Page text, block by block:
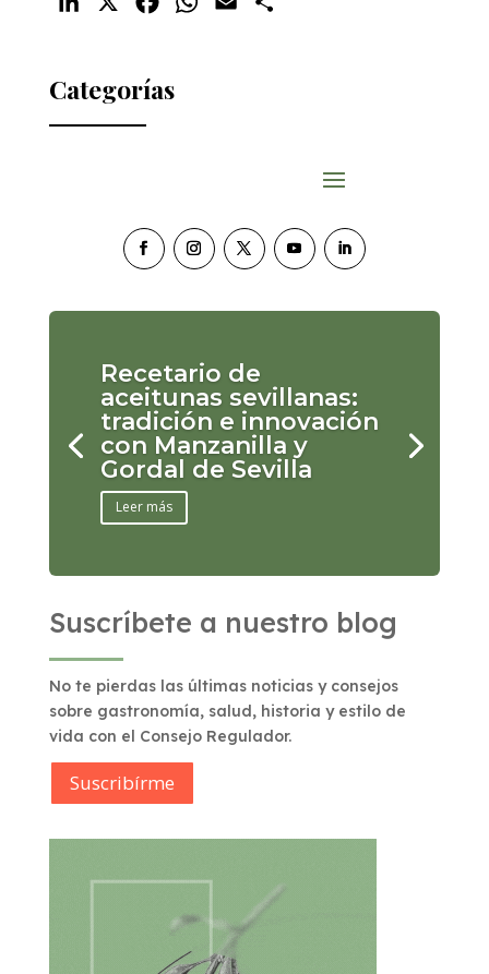
Categorías
Recetario de
aceitunas sevillanas:
tradición e innovación
con Manzanilla y
Gordal de Sevilla
Leer más
Suscríbete a nuestro blog
No te pierdas las últimas noticias y consejos
sobre gastronomía, salud, historia y estilo de
vida con el Consejo Regulador.
Suscribírme